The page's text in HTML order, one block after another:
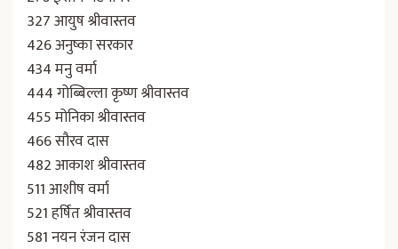
327 आयुष श्रीवास्तव
426 अनुष्का सरकार
434 मनु वर्मा
444 गोब्बिल्ला कृष्ण श्रीवास्तव
455 मोनिका श्रीवास्तव
466 सौरव दास
482 आकाश श्रीवास्तव
511 आशीष वर्मा
521 हर्षित श्रीवास्तव
581 नयन रंजन दास